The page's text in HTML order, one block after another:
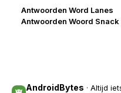
Antwoorden Word Lanes
Antwoorden Woord Snack
AndroidBytes · Altijd